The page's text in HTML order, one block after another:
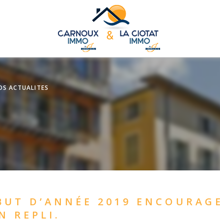
ACTUALITES
D’ANNÉE 2019
REPLI.